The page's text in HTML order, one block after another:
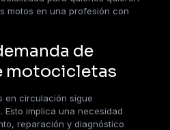
motos en una profesión con
de
motocicletas
en circulación sigue
Esto implica una necesidad
reparación y diagnóstico